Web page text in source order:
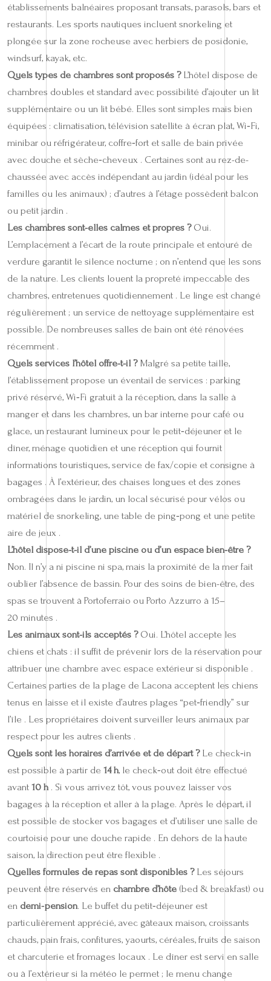
établissements balnéaires proposant transats, parasols, bars et
restaurants. Les sports nautiques incluent snorkeling et
plongée sur la zone rocheuse avec herbiers de posidonie,
windsurf, kayak, etc.
Quels types de chambres sont proposés ?L’hôtel dispose de
chambres doubles et standard avec possibilité d’ajouter un lit
supplémentaire ou un lit bébé. Elles sont simples mais bien
équipées : climatisation, télévision satellite à écran plat, Wi‑Fi,
minibar ou réfrigérateur, coffre‑fort et salle de bain privée
avec douche et sèche‑cheveux . Certaines sont au rez-de-
chaussée avec accès indépendant au jardin (idéal pour les
familles ou les animaux) ; d’autres à l’étage possèdent balcon
ou petit jardin .
Les chambres sont-elles calmes et propres ?Oui.
L’emplacement à l’écart de la route principale et entouré de
verdure garantit le silence nocturne ; on n’entend que les sons
de la nature. Les clients louent la propreté impeccable des
chambres, entretenues quotidiennement . Le linge est changé
régulièrement ; un service de nettoyage supplémentaire est
possible. De nombreuses salles de bain ont été rénovées
récemment .
Quels services l’hôtel offre-t-il ?Malgré sa petite taille,
l’établissement propose un éventail de services : parking
privé réservé, Wi‑Fi gratuit à la réception, dans la salle à
manger et dans les chambres, un bar interne pour café ou
glace, un restaurant lumineux pour le petit‑déjeuner et le
dîner, ménage quotidien et une réception qui fournit
informations touristiques, service de fax/copie et consigne à
bagages . À l’extérieur, des chaises longues et des zones
ombragées dans le jardin, un local sécurisé pour vélos ou
matériel de snorkeling, une table de ping‑pong et une petite
aire de jeux .
L’hôtel dispose-t-il d’une piscine ou d’un espace bien-être ?
Non. Il n’y a ni piscine ni spa, mais la proximité de la mer fait
oublier l’absence de bassin. Pour des soins de bien-être, des
spas se trouvent à Portoferraio ou Porto Azzurro à 15–
20 minutes .
Les animaux sont-ils acceptés ?Oui. L’hôtel accepte les
chiens et chats : il suffit de prévenir lors de la réservation pour
attribuer une chambre avec espace extérieur si disponible .
Certaines parties de la plage de Lacona acceptent les chiens
tenus en laisse et il existe d’autres plages “pet‑friendly” sur
l’île . Les propriétaires doivent surveiller leurs animaux par
respect pour les autres clients .
Quels sont les horaires d’arrivée et de départ ?Le check‑in
est possible à partir de 14 h, le check‑out doit être effectué
avant 10 h . Si vous arrivez tôt, vous pouvez laisser vos
bagages à la réception et aller à la plage. Après le départ, il
est possible de stocker vos bagages et d’utiliser une salle de
courtoisie pour une douche rapide . En dehors de la haute
saison, la direction peut être flexible .
Quelles formules de repas sont disponibles ?Les séjours
peuvent être réservés en chambre d’hôte (bed & breakfast) ou
en demi‑pension. Le buffet du petit‑déjeuner est
particulièrement apprécié, avec gâteaux maison, croissants
chauds, pain frais, confitures, yaourts, céréales, fruits de saison
et charcuterie et fromages locaux . Le dîner est servi en salle
ou à l’extérieur si la météo le permet ; le menu change